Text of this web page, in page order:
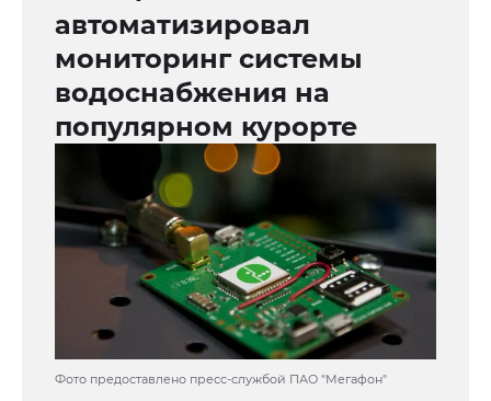
автоматизировал
мониторинг системы
водоснабжения на
популярном курорте
Фото предоставлено пресс-службой ПАО "Мегафон"